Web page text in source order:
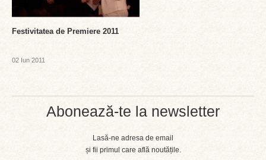
Abonează-te la newsletter
Lasă-ne adresa de email
și fii primul care află noutățile.
Festivitatea de Premiere 2011
02 Iun 2011